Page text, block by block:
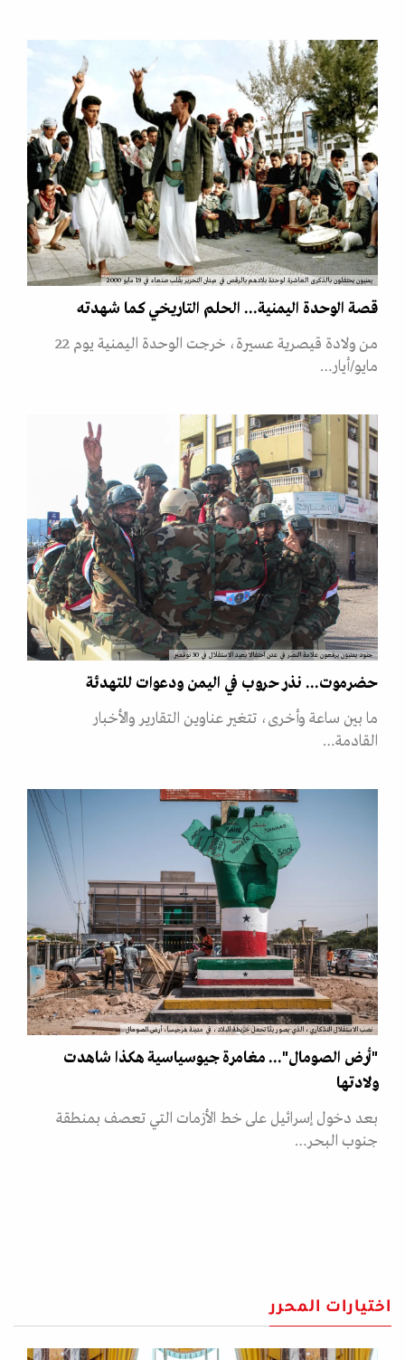
يمنيون يحتفلون بالذكرى العاشرة لوحدة بلادهم بالرقص في ميدان التحرير بقلب صنعاء في 19 مايو 2000
قصة الوحدة اليمنية... الحلم التاريخي كما شهدته
من ولادة قيصرية عسيرة، خرجت الوحدة اليمنية يوم 22
مايو/أيار…
جنود يمنيون يرفعون علامة النصر في عدن احتفالا بعيد الاستقلال في 30 نوفمبر
حضرموت... نذر حروب في اليمن ودعوات للتهدئة
ما بين ساعة وأخرى، تتغير عناوين التقارير والأخبار
القادمة…
نصب الاستقلال التذكاري، الذي يصور يدًا تحمل خريطة البلاد، في مدينة هرجيسا، أرض الصومال
"أرض الصومال"... مغامرة جيوسياسية هكذا شاهدت
ولادتها
بعد دخول إسرائيل على خط الأزمات التي تعصف بمنطقة
جنوب البحر…
اختيارات المحرر